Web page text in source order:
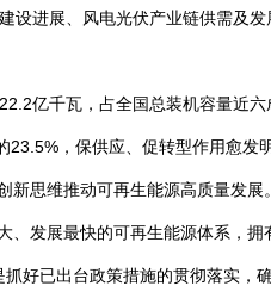
设进展、风电光伏产业链供需及
亿千瓦，占全国总装机容量近
，保供应、促转型作用愈发明
新思维推动可再生能源高质量发
、发展最快的可再生能源体系，
好已出台政策措施的贯彻落实，